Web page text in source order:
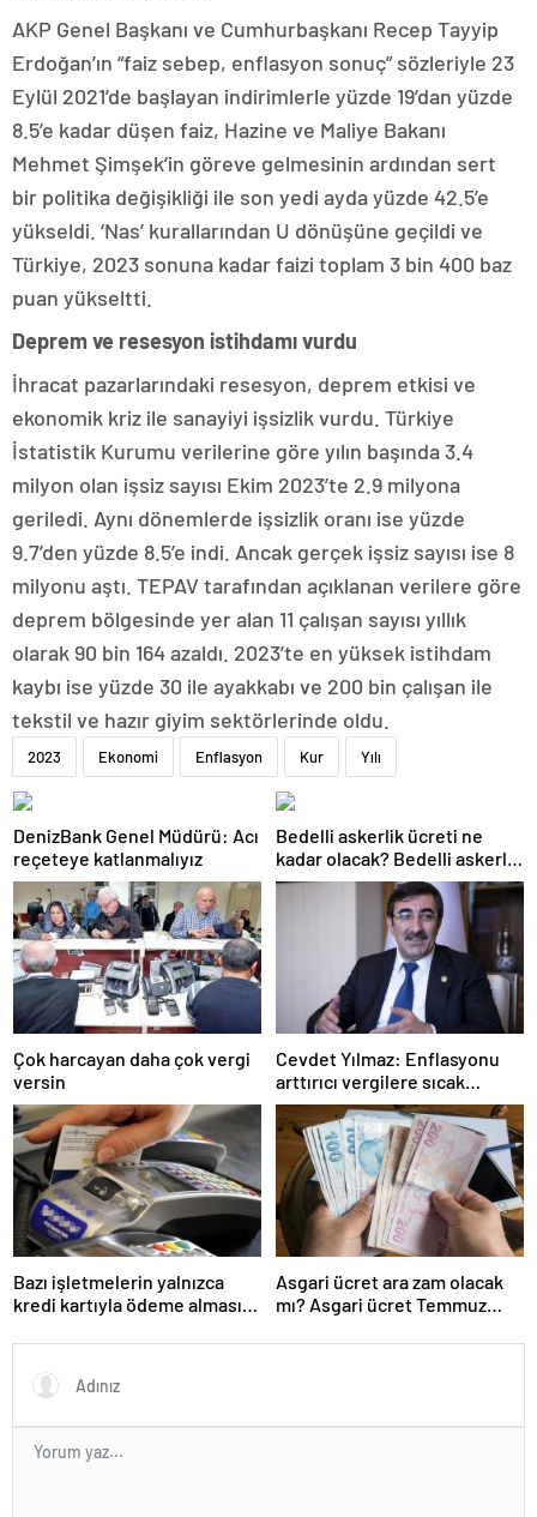
AKP Genel Başkanı ve Cumhurbaşkanı Recep Tayyip
Erdoğan’ın “faiz sebep, enflasyon sonuç” sözleriyle 23
Eylül 2021’de başlayan indirimlerle yüzde 19’dan yüzde
8.5’e kadar düşen faiz, Hazine ve Maliye Bakanı
Mehmet Şimşek’in göreve gelmesinin ardından sert
bir politika değişikliği ile son yedi ayda yüzde 42.5’e
yükseldi. ‘Nas’ kurallarından U dönüşüne geçildi ve
Türkiye, 2023 sonuna kadar faizi toplam 3 bin 400 baz
puan yükseltti.
Deprem ve resesyon istihdamı vurdu
İhracat pazarlarındaki resesyon, deprem etkisi ve
ekonomik kriz ile sanayiyi işsizlik vurdu. Türkiye
İstatistik Kurumu verilerine göre yılın başında 3.4
milyon olan işsiz sayısı Ekim 2023’te 2.9 milyona
geriledi. Aynı dönemlerde işsizlik oranı ise yüzde
9.7’den yüzde 8.5’e indi. Ancak gerçek işsiz sayısı ise 8
milyonu aştı. TEPAV tarafından açıklanan verilere göre
deprem bölgesinde yer alan 11 çalışan sayısı yıllık
olarak 90 bin 164 azaldı. 2023’te en yüksek istihdam
kaybı ise yüzde 30 ile ayakkabı ve 200 bin çalışan ile
tekstil ve hazır giyim sektörlerinde oldu.
2023 Ekonomi Enflasyon Kur Yılı
DenizBank Genel Müdürü: Acı
reçeteye katlanmalıyız
Bedelli askerlik ücreti ne
kadar olacak? Bedelli askerlik
ücreti 2024 Temmuz…
Çok harcayan daha çok vergi
versin
Cevdet Yılmaz: Enflasyonu
arttırıcı vergilere sıcak
bakmıyoruz ama…
Bazı işletmelerin yalnızca
kredi kartıyla ödeme alması
Asgari ücret ara zam olacak
mı? Asgari ücret Temmuz